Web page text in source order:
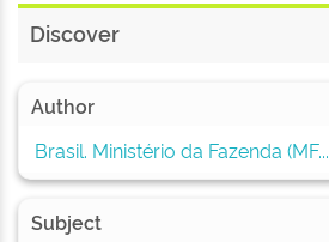
Discover
Author
Brasil. Ministério da Fazenda (MF...
Subject